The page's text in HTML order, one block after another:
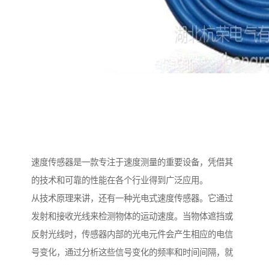
速度传感器是一款专注于速度测量的重要设备，凭借其
的技术和可靠的性能在各个行业得到广泛应用。
从技术原理来讲，还有一种光电式速度传感器。它通过
发射和接收光线来检测物体的运动速度。当物体遮挡或
反射光线时，传感器内部的光电元件会产生相应的电信
号变化，通过分析这些信号变化的频率和时间间隔，就